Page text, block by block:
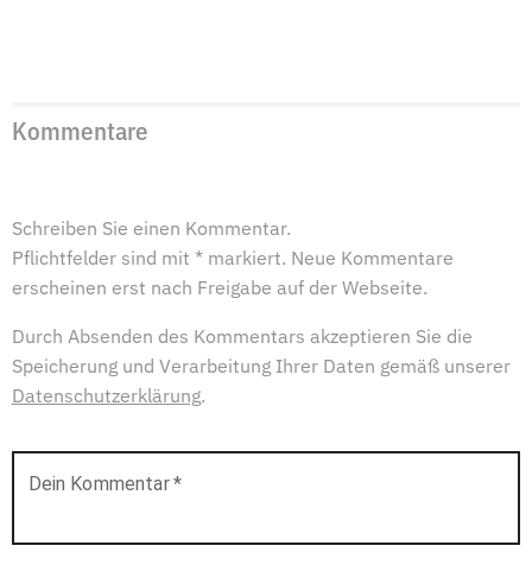
Kommentare
Schreiben Sie einen Kommentar.
Pflichtfelder sind mit * markiert. Neue Kommentare
erscheinen erst nach Freigabe auf der Webseite.
Durch Absenden des Kommentars akzeptieren Sie die
Speicherung und Verarbeitung Ihrer Daten gemäß unserer
Datenschutzerklärung.
Dein Kommentar*